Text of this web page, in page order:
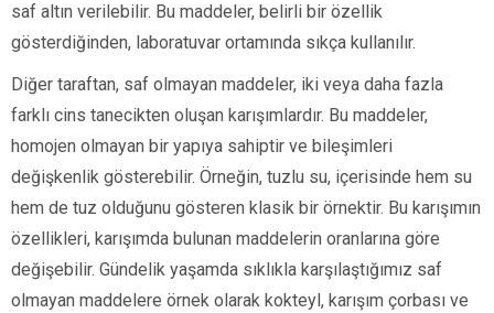
saf altın verilebilir. Bu maddeler, belirli bir özellik
gösterdiğinden, laboratuvar ortamında sıkça kullanılır.
Diğer taraftan, saf olmayan maddeler, iki veya daha fazla
farklı cins tanecikten oluşan karışımlardır. Bu maddeler,
homojen olmayan bir yapıya sahiptir ve bileşimleri
değişkenlik gösterebilir. Örneğin, tuzlu su, içerisinde hem su
hem de tuz olduğunu gösteren klasik bir örnektir. Bu karışımın
özellikleri, karışımda bulunan maddelerin oranlarına göre
değişebilir. Gündelik yaşamda sıklıkla karşılaştığımız saf
olmayan maddelere örnek olarak kokteyl, karışım çorbası ve